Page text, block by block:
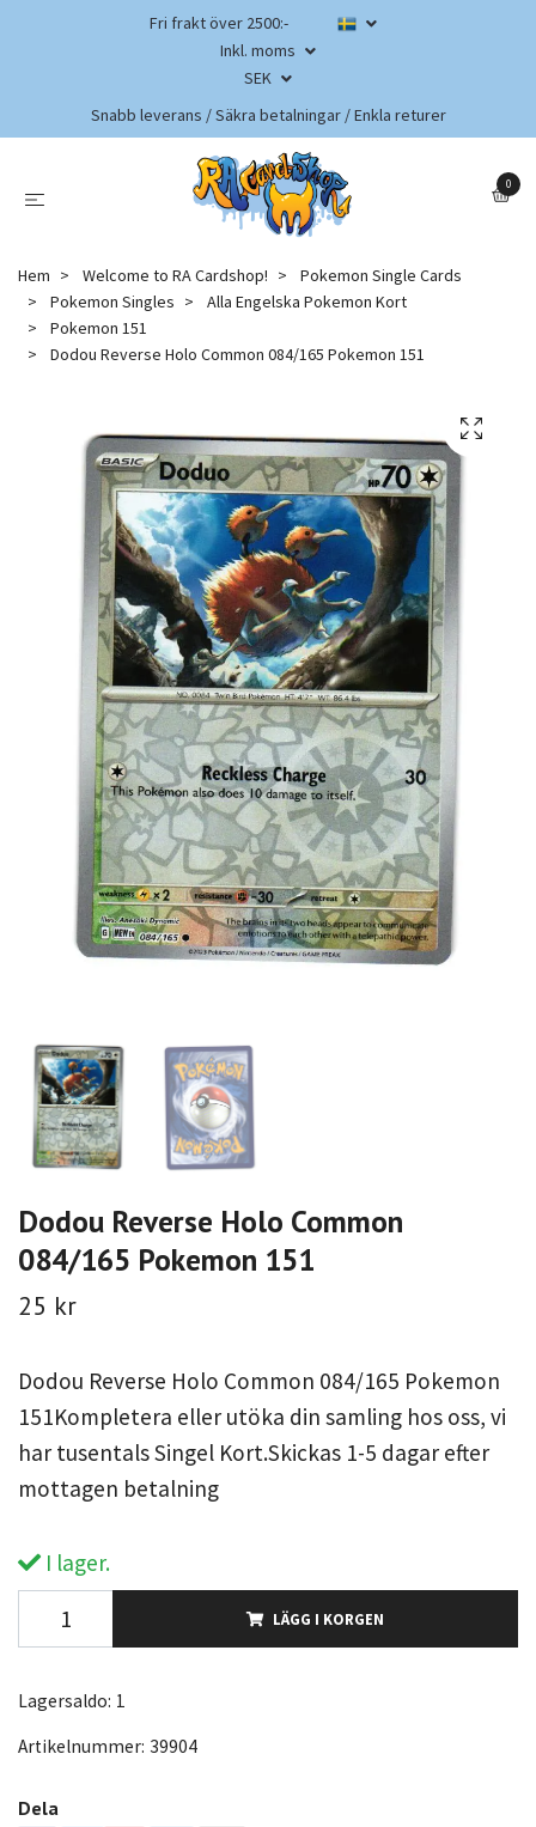
Fri frakt över 2500:-
Inkl. moms
SEK
Snabb leverans / Säkra betalningar / Enkla returer
0
Hem Welcome to RA Cardshop!
Pokemon Single Cards
Pokemon Singles
Alla Engelska Pokemon Kort
Pokemon 151
Dodou Reverse Holo Common 084/165 Pokemon 151
Dodou Reverse Holo Common
084/165 Pokemon 151
25 kr
Dodou Reverse Holo Common 084/165 Pokemon
151Kompletera eller utöka din samling hos oss, vi
har tusentals Singel Kort.Skickas 1-5 dagar efter
mottagen betalning
I lager.
LÄGG I KORGEN
Lagersaldo: 1
Artikelnummer: 39904
Dela